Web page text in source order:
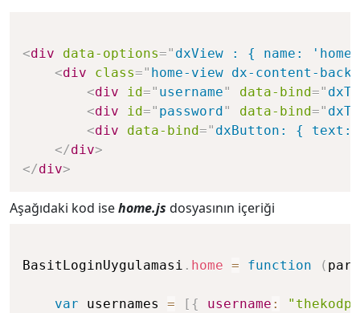
<div data-options=" dxView : { name:
<div class=" home-view dx-content-
<div id=" username" data-bind="
<div id=" password" data-bind="
<div data-bind=" dxButton: { text:
</div>
</div>
Aşağıdaki kod isehome.js dosyasının içeriği
BasitLoginUygulamasi . home = function (
var usernames = [ { username :